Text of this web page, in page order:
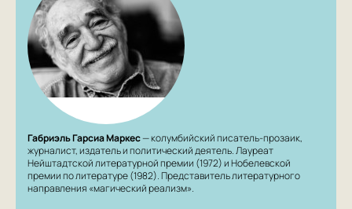
Габриэль Гарсиа Маркес— колумбийский писатель-прозаик,
журналист, издатель и политический деятель. Лауреат
Нейштадтской литературной премии (1972) и Нобелевской
премии по литературе (1982). Представитель литературного
направления «магический реализм».